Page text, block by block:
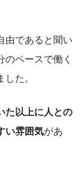
由であると聞い
ペースで働く
た。
た以上に人との
い雰囲気があ